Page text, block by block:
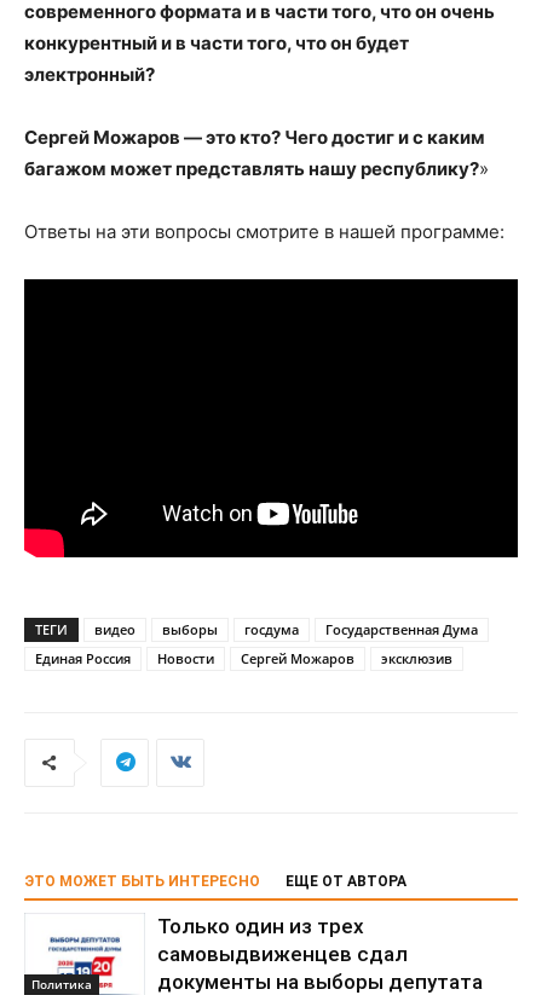
современного формата и в части того, что он очень
конкурентный и в части того, что он будет
электронный?
Сергей Можаров — это кто? Чего достиг и с каким
багажом может представлять нашу республику?»
Ответы на эти вопросы смотрите в нашей программе:
ТЕГИ видео выборы госдума
Государственная Дума
Единая Россия
Новости Сергей Можаров эксклюзив
ЭТО МОЖЕТ БЫТЬ ИНТЕРЕСНО ЕЩЕ ОТ АВТОРА
Политика
Только один из трех
самовыдвиженцев сдал
документы на выборы депутата